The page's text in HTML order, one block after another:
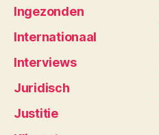
Ingezonden
Internationaal
Interviews
Juridisch
Justitie